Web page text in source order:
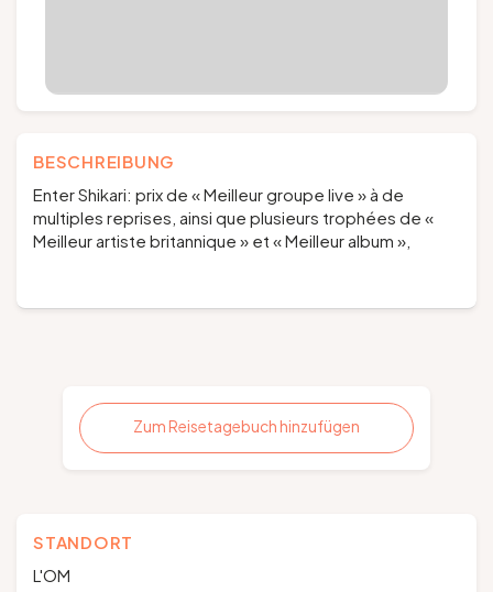
BESCHREIBUNG
Enter Shikari: prix de « Meilleur groupe live » à de
multiples reprises, ainsi que plusieurs trophées de «
Meilleur artiste britannique » et « Meilleur album »,
Zum Reisetagebuch hinzufügen
STANDORT
L'OM